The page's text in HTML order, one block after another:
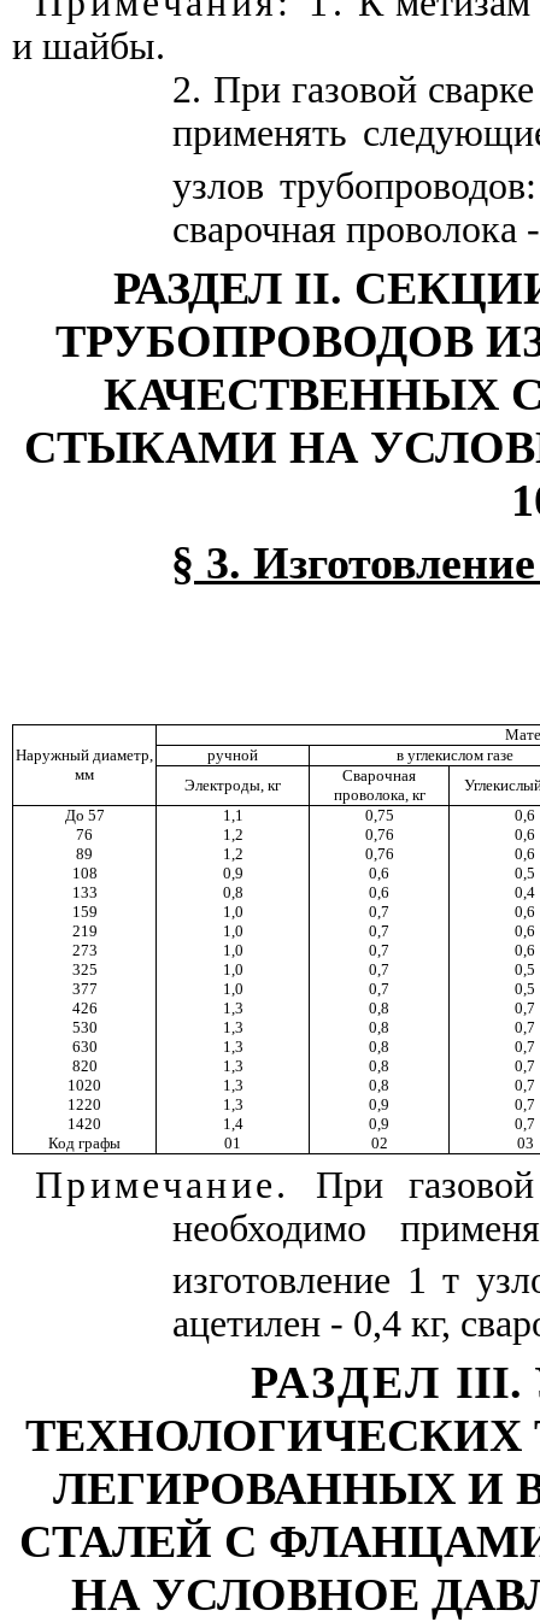
и шайбы.
2. При газовой
применять
узлов
сварочная проволока
РАЗДЕЛ II.
ТРУБОПРОВОДОВ
КАЧЕСТВЕННЫХ
СТЫКАМИ НА
§ 3.
Наружный диаметр,
мм
ручной
в углекислом газе
Электроды, кг
Сварочная
проволока, кг
До 57
1,1 0,75
0,6
76
1,2 0,76
0,6
89
1,2 0,76
0,6
108
0,9 0,6
0,5
133
0,8 0,6
0,4
159
1,0 0,7
0,6
219
1,0 0,7
0,6
273
1,0 0,7
0,6
325
1,0 0,7
0,5
377
1,0 0,7
0,5
426
1,3 0,8
0,7
530
1,3 0,8
0,7
630
1,3 0,8
0,7
820
1,3 0,8
0,7
1020
1,3 0,8
0,7
1220
1,3 0,9
0,7
1420
1,4 0,9
0,7
Код графы
01 02 03
Примечание.
При
необходимо
изготовление 1 т
ацетилен - 0,4 кг,
РАЗДЕЛ III.
ТЕХНОЛОГИЧЕСКИХ
ЛЕГИРОВАННЫХ И
СТАЛЕЙ С
НА УСЛОВНОЕ